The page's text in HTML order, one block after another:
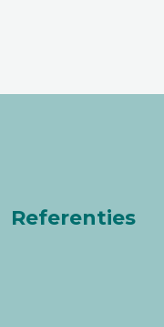
Referenties